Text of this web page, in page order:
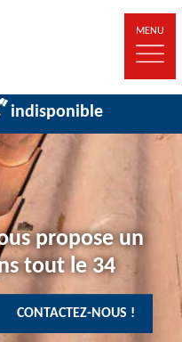
MENU
indisponible
propose un
tout le 34
CONTACTEZ-NOUS !